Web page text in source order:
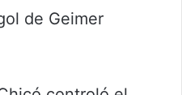
de Geimer